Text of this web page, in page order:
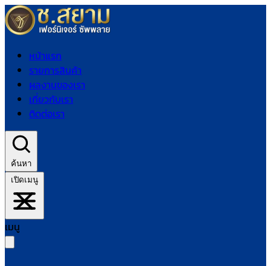
หน้าแรก
รายการสินค้า
ผลงานของเรา
เกี่ยวกับเรา
ติดต่อเรา
ค้นหา
เปิดเมนู
เมนู